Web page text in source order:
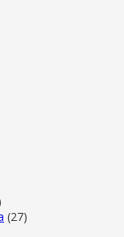
(27)